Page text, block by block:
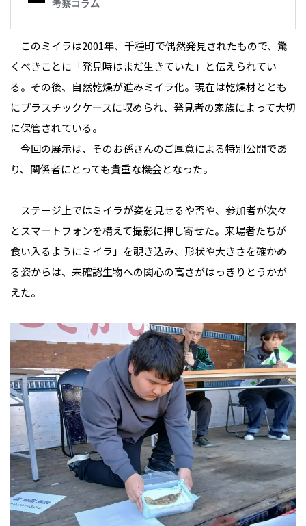
このミイラは2001年、千種町で偶然発見されたもので、驚
くべきことに「発見時はまだ生きていた」と伝えられてい
る。その後、自然乾燥が進みミイラ化。現在は乾燥材ととも
にプラスチックケースに収められ、発見者の家族によって大切
に保管されている。
今回の展示は、そのお孫さんのご厚意による特別公開であ
り、関係者にとっても貴重な機会となった。
ステージ上ではミイラが姿を見せるや否や、参加者が次々
とスマートフォンを構えて撮影に押し寄せた。来場者たちが
食い入るようにミイラ」を覗き込み、形状や大きさを確かめ
る姿からは、未確認生物への関心の高さがはっきりとうかが
えた。